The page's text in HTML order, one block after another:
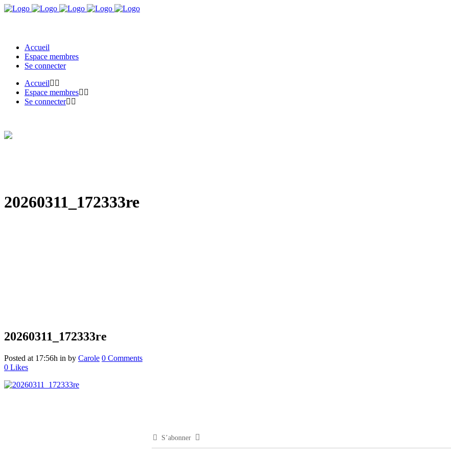
Accueil
Espace membres
Se connecter
Accueil
Espace membres
Se connecter
20260311_172333re
20260311_172333re
Posted at 17:56h in by Carole 0 Comments
0 Likes
S’abonner